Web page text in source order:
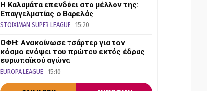
Η Καλαμάτα επενδύει στο μέλλον της:
Επαγγελματίας ο Βαρελάς
STOIXIMAN SUPER LEAGUE 15:20
ΟΦΗ: Ανακοίνωσε τσάρτερ για τον
κόσμο ενόψει του πρώτου εκτός έδρας
ευρωπαϊκού αγώνα
EUROPA LEAGUE 15:10